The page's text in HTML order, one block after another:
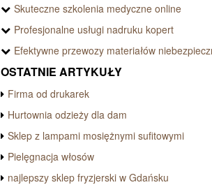
Skuteczne szkolenia medyczne online
Profesjonalne usługi nadruku kopert
Efektywne przewozy materiałów
OSTATNIE ARTYKUŁY
Firma od drukarek
Hurtownia odzieży dla dam
Sklep z lampami mosiężnymi sufitowymi
Pielęgnacja włosów
najlepszy sklep fryzjerski w Gdańsku